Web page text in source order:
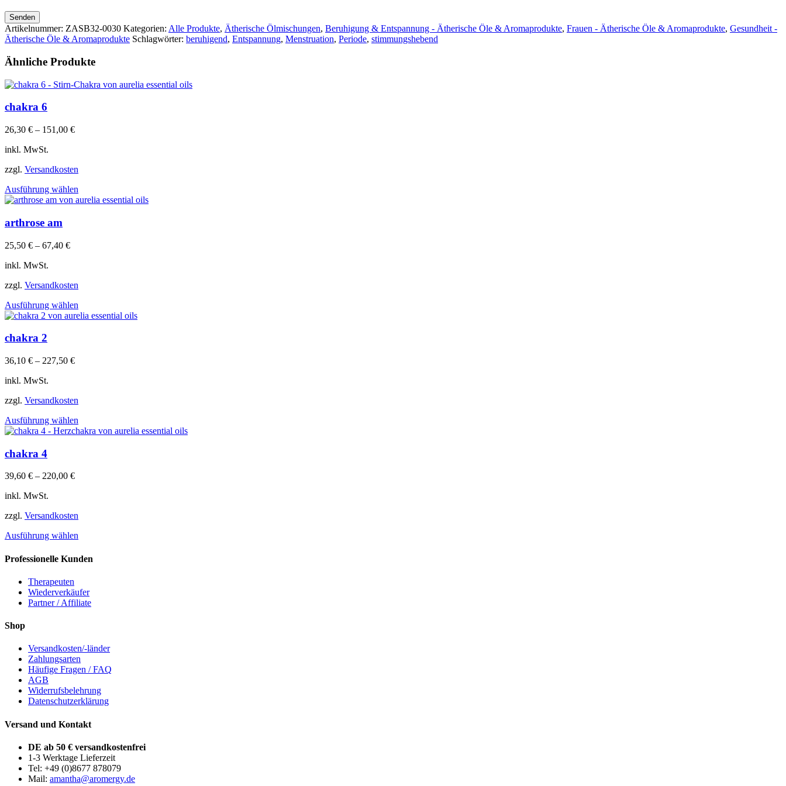
Senden
Artikelnummer: ZASB32-0030 Kategorien: Alle Produkte, Ätherische Ölmischungen, Beruhigung & Entspannung - Ätherische Öle & Aromaprodukte, Frauen - Ätherische Öle & Aromaprodukte, Gesundheit -
Ätherische Öle & Aromaprodukte Schlagwörter: beruhigend, Entspannung, Menstruation, Periode, stimmungshebend
Ähnliche Produkte
chakra 6
26,30 € – 151,00 €
inkl. MwSt.
zzgl. Versandkosten
Ausführung wählen
Produkt
gewählt
arthrose am
25,50 € – 67,40 €
inkl. MwSt.
zzgl. Versandkosten
Ausführung wählen
Produkt
gewählt
chakra 2
36,10 € – 227,50 €
inkl. MwSt.
zzgl. Versandkosten
Ausführung wählen
Produkt
werden
chakra 4
39,60 € – 220,00 €
inkl. MwSt.
zzgl. Versandkosten
Ausführung wählen
weist
auf.
Die
Optionen
Produktseite
gewählt
werden
Professionelle Kunden
Therapeuten
Wiederverkäufer
Partner / Affiliate
Shop
Versandkosten/-länder
Zahlungsarten
Häufige Fragen / FAQ
AGB
Widerrufsbelehrung
Datenschutzerklärung
Versand und Kontakt
DE ab 50 € versandkostenfrei
1-3 Werktage Lieferzeit
Tel: +49 (0)8677 878079
Mail: amantha@aromergy.de